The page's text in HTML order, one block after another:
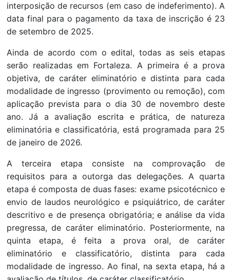
interposição de recursos (em caso de indeferimento). A
data final para o pagamento da taxa de inscrição é 23
de setembro de 2025.
Ainda de acordo com o edital, todas as seis etapas
serão realizadas em Fortaleza. A primeira é a prova
objetiva, de caráter eliminatório e distinta para cada
modalidade de ingresso (provimento ou remoção), com
aplicação prevista para o dia 30 de novembro deste
ano. Já a avaliação escrita e prática, de natureza
eliminatória e classificatória, está programada para 25
de janeiro de 2026.
A terceira etapa consiste na comprovação de
requisitos para a outorga das delegações. A quarta
etapa é composta de duas fases: exame psicotécnico e
envio de laudos neurológico e psiquiátrico, de caráter
descritivo e de presença obrigatória; e análise da vida
pregressa, de caráter eliminatório. Posteriormente, na
quinta etapa, é feita a prova oral, de caráter
eliminatório e classificatório, distinta para cada
modalidade de ingresso. Ao final, na sexta etapa, há a